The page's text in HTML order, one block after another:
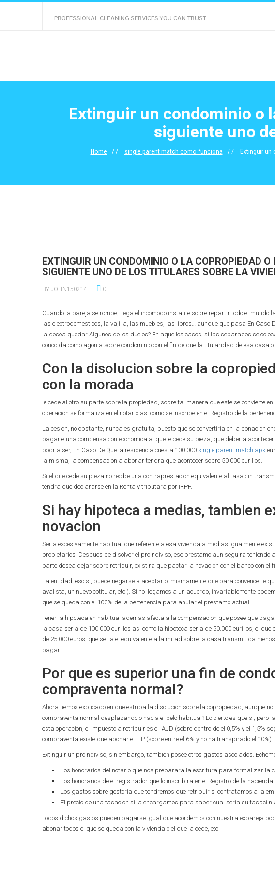
PROFESSIONAL CLEANING SERVICES YOU CAN TRUST
Extinguir un condominio o
siguiente uno
Home single parent match como funciona Extinguir
EXTINGUIR UN CONDOMINIO O LA COPROPIEDAD
SIGUIENTE UNO DE LOS TITULARES SOBRE LA
BY JOHN150214 0
Cuando la pareja se rompe, llega el incomodo instante sobre repartir todo el mundo
las electrodomesticos, la vajilla, las muebles, las libros… aunque que pasa En Caso
la desea quedar Algunos de los dueios? En aquellos casos, si las separados se
conocida como agonia sobre condominio con el fin de que la titularidad de esa casa
Con la disolucion sobre la
con la morada
le cede al otro su parte sobre la propiedad, sobre tal manera que este se convierte en
operacion se formaliza en el notario asi­ como se inscribe en el Registro de la
La cesion, no obstante, nunca es gratuita, puesto que se convertiria en la donacion
pagarle una compensacion economica al que le cede su pieza, que deberia
podri­a ser, En Caso De Que la residencia cuesta 100.000 single parent match apk
la misma, la compensacion a abonar tendra que acontecer sobre 50.000 eurillos.
Si el que cede su pieza no recibe una contraprestacion equivalente al tasaciin
tendra que declararse en la Renta y tributara por IRPF.
Si hay hipoteca a medias, tambien
novacion
Seri­a excesivamente habitual que referente a esa vivienda a medias igualmente
propietarios. Despues de disolver el proindiviso, ese prestamo aun seguira teniendo
parte desea dejar sobre retribuir, existira que pactar la novacion con el banco con el
La entidad, eso si, puede negarse a aceptarlo, mismamente que para convencerle
avalista, un nuevo cotitular, etc.). Si no llegamos a un acuerdo, invariablemente
que se queda con el 100% de la pertenencia para anular el prestamo actual.
Tener la hipoteca en habitual ademas afecta a la compensacion que posee que
la casa seri­a de 100.000 eurillos asi­ como la hipoteca seri­a de 50.000 eurillos, el
de 25.000 euros, que seri­a el equivalente a la mitad sobre la casa transmitida
pagar.
Por que es superior una fin de
compraventa normal?
Ahora hemos explicado en que estriba la disolucion sobre la copropiedad, aunque no
compraventa normal desplazandolo hacia el pelo habitual? Lo cierto es que si, pero
esta operacion, el impuesto a retribuir es el IAJD (sobre dentro de el 0,5% y el 1,5%
compraventa existe que abonar el ITP (sobre entre el 6% y no ha transpirado el 10%).
Extinguir un proindiviso, sin embargo, tambien posee otros gastos asociados.
Los honorarios del notario que nos preparara la escritura para formalizar la
Los honorarios de el registrador que lo inscribira en el Registro de la hacienda.
Los gastos sobre gestoria que tendremos que retribuir si contratamos a la
El precio de una tasacion si la encargamos para saber cual seri­a su tasaciin
Todos dichos gastos pueden pagarse igual que acordemos con nuestra expareja
abonar todos el que se queda con la vivienda o el que la cede, etc.